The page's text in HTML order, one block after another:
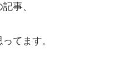
事、
てます。